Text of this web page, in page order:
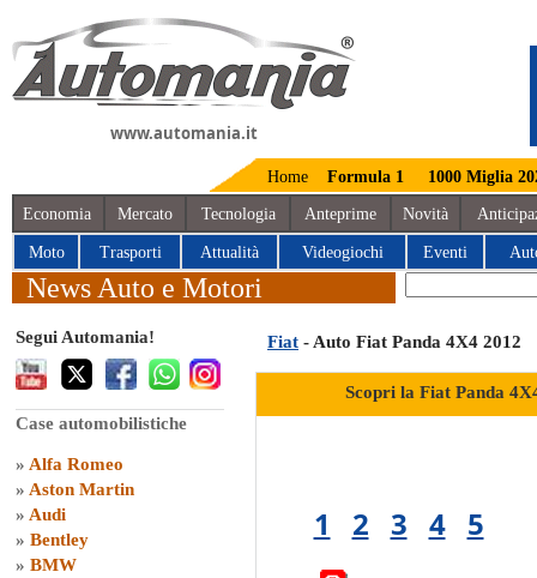
www.automania.it
Home Formula 1 1000 Miglia
Economia Mercato Tecnologia Anteprime Novità
Moto Trasporti Attualità Videogiochi Eventi
News Auto e Motori
Segui Automania!
Case automobilistiche
» Alfa Romeo
» Aston Martin
» Audi
» Bentley
» BMW
Fiat - Auto Fiat Panda 4X4 2012
Scopri la Fiat Panda
1 2 3 4 5